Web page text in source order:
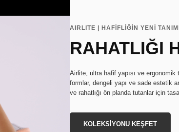
AIRLITE | HAFİFLİĞİN YENİ
RAHATLIĞI
Airlite, ultra hafif yapısı ve ergonomik
formlar, dengeli yapı ve sade estetik
ve rahatlığı ön planda tutanlar için
KOLEKSİYONU KEŞFET